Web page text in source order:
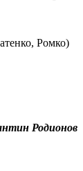
Ромко)
Родионов